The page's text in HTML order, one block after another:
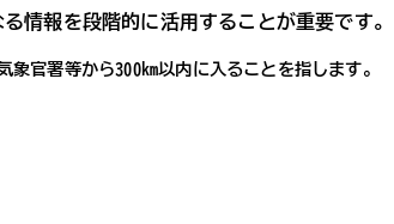
情報を段階的に活用することが重要です。
官署等から300km以内に入ることを指します。